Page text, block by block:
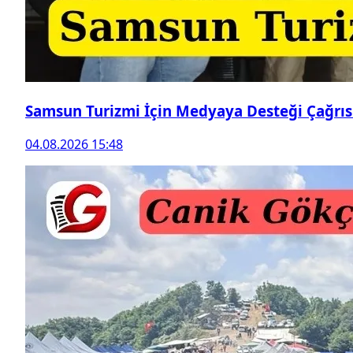
Samsun Turizmi İçin Medyaya Desteği
04.08.2026 15:48